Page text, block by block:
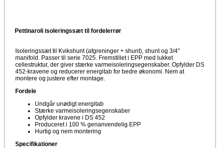
Pettinaroli isoleringssæt til fordelerrør
Isoleringssæt til Kvikshunt (afgreninger + shunt), shunt og 3/4″
manifold. Passer til serie 7025. Fremstillet i EPP med lukket
cellestruktur, der giver stærke varmeisoleringsegenskaber. Opfylder DS
452-kravene og reducerer energitab for bedre økonomi. Nem at
montere og justere efter montage.
Fordele
Undgår unødigt energitab
Stærke varmeisoleringsegenskaber
Opfylder kravene i DS 452
Produceret i 100 % genanvendelig EPP
Hurtig og nem montering
Specifikationer